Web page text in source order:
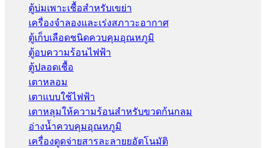
ตู้บ่มเพาะเชื้อสำหรับเขย่า
เครื่องจำลองและเร่งสภาวะอากาศ
ตู้เก็บเลือดชนิดควบคุมอุณหภูมิ
ตู้อบความร้อนไฟฟ้า
ตู้ปลอดเชื้อ
เตาหลอม
เตาแบบใช้ไฟฟ้า
เตาหลุมให้ความร้อนสำหรับขวดก้นกลม
อ่างน้ำควบคุมอุณหภูมิ
เครื่องดูดจ่ายสารละลายยอัตโนมัติ